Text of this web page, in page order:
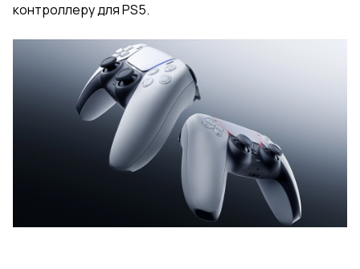
контроллеру для PS5.